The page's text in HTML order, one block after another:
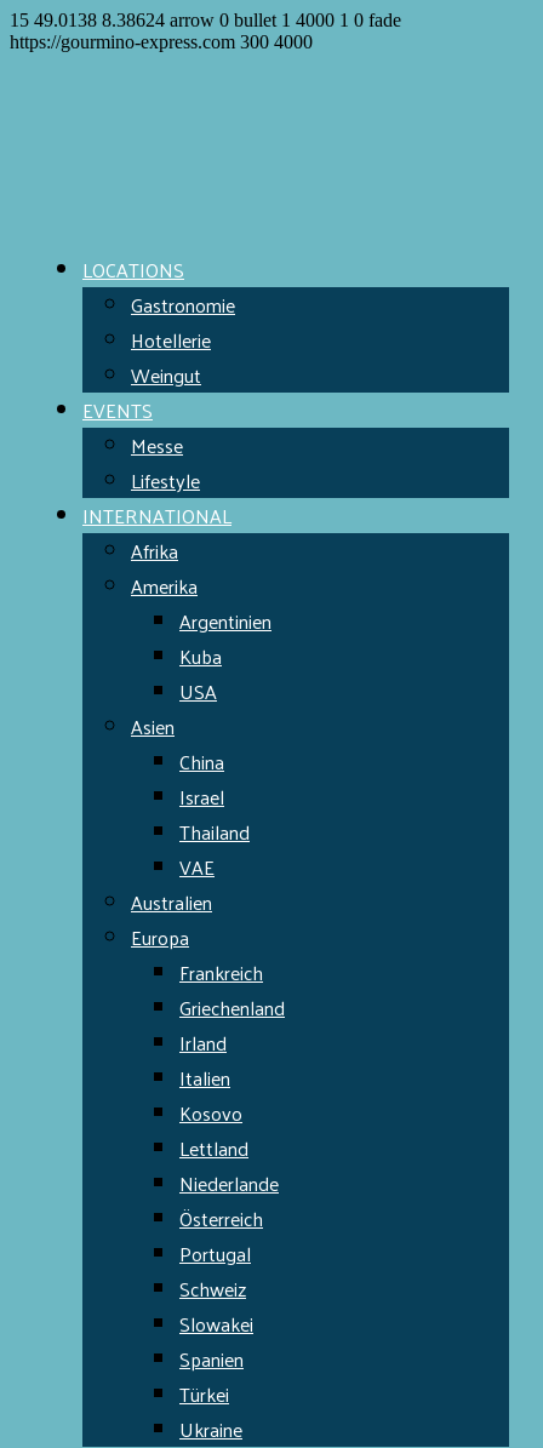
15 49.0138 8.38624 arrow 0 bullet 1 4000 1 0 fade
https://gourmino-express.com 300 4000
LOCATIONS
Gastronomie
Hotellerie
Weingut
EVENTS
Messe
Lifestyle
INTERNATIONAL
Afrika
Amerika
Argentinien
Kuba
USA
Asien
China
Israel
Thailand
VAE
Australien
Europa
Frankreich
Griechenland
Irland
Italien
Kosovo
Lettland
Niederlande
Österreich
Portugal
Schweiz
Slowakei
Spanien
Türkei
Ukraine